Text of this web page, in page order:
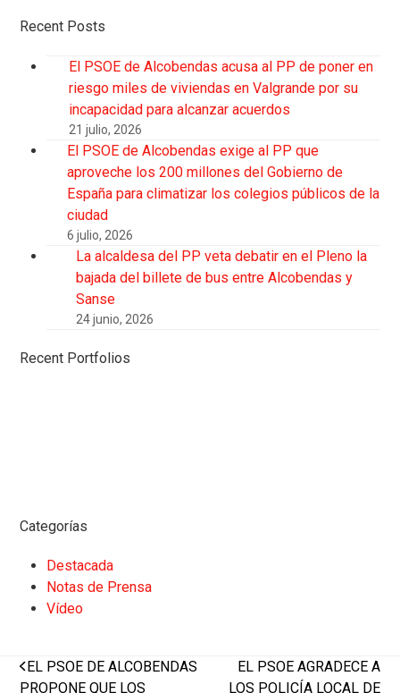
Recent Posts
El PSOE de Alcobendas acusa al PP de poner en
riesgo miles de viviendas en Valgrande por su
incapacidad para alcanzar acuerdos
21 julio, 2026
El PSOE de Alcobendas exige al PP que
aproveche los 200 millones del Gobierno de
España para climatizar los colegios públicos de la
ciudad
6 julio, 2026
La alcaldesa del PP veta debatir en el Pleno la
bajada del billete de bus entre Alcobendas y
Sanse
24 junio, 2026
Recent Portfolios
Categorías
Destacada
Notas de Prensa
Vídeo
previous
post:
EL PSOE DE ALCOBENDAS
PROPONE QUE LOS
next
post:
EL PSOE AGRADECE A
LOS POLICÍA LOCAL DE